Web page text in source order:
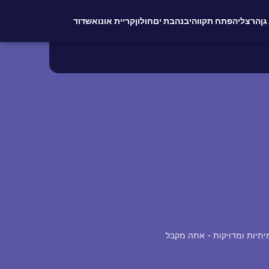
אשדודקריית אונוחולוןבת יםיבנהפתח תקווההרצליה
ומדויקות - אתה מקבל